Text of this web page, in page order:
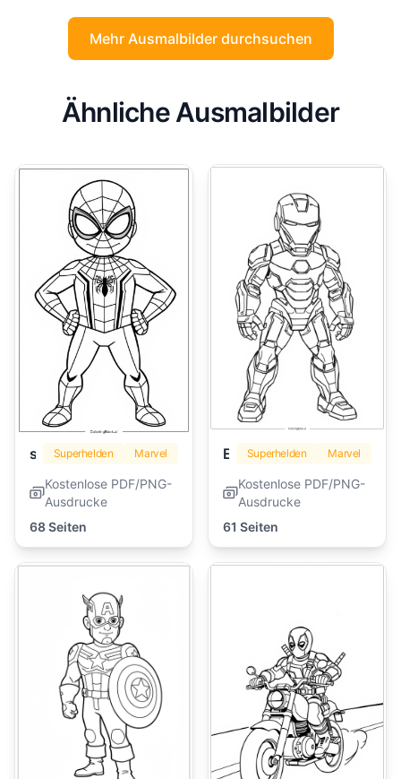
Mehr Ausmalbilder durchsuchen
Ähnliche Ausmalbilder
Superhelden Marvel
Kostenlose PDF/PNG-
Ausdrucke
68 Seiten
Superhelden Marvel
Kostenlose PDF/PNG-
Ausdrucke
61 Seiten